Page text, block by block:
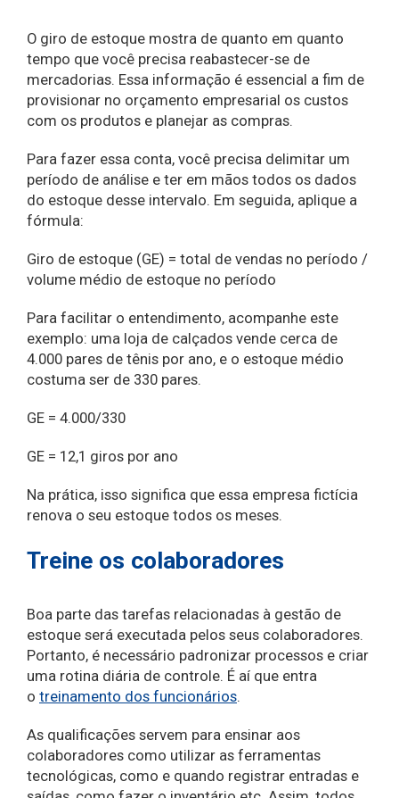
O giro de estoque mostra de quanto em quanto
tempo que você precisa reabastecer-se de
mercadorias. Essa informação é essencial a fim de
provisionar no orçamento empresarial os custos
com os produtos e planejar as compras.
Para fazer essa conta, você precisa delimitar um
período de análise e ter em mãos todos os dados
do estoque desse intervalo. Em seguida, aplique a
fórmula:
Giro de estoque (GE) = total de vendas no período /
volume médio de estoque no período
Para facilitar o entendimento, acompanhe este
exemplo: uma loja de calçados vende cerca de
4.000 pares de tênis por ano, e o estoque médio
costuma ser de 330 pares.
GE = 4.000/330
GE = 12,1 giros por ano
Na prática, isso significa que essa empresa fictícia
renova o seu estoque todos os meses.
Treine os colaboradores
Boa parte das tarefas relacionadas à gestão de
estoque será executada pelos seus colaboradores.
Portanto, é necessário padronizar processos e criar
uma rotina diária de controle. É aí que entra
o treinamento dos funcionários.
As qualificações servem para ensinar aos
colaboradores como utilizar as ferramentas
tecnológicas, como e quando registrar entradas e